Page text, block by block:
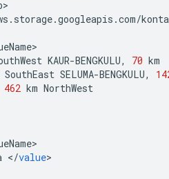
. storage.googleapis .com/
KAUR-BENGKULU, 70 km
SouthEast SELUMA-BENGKULU,
462 km NorthWest
</value